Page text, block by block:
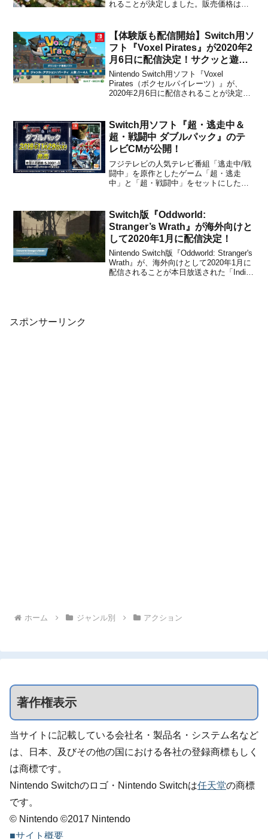
れることが決定しました。販売価格は
そこで育てた植物を収穫して販売ができ
る、スローライフなガー...
【体験版も配信開始】Switch用ソ
フト『Voxel Pirates』が2020年2
月6日に配信決定！サクッと遊べ
るお手軽アクションゲーム
Nintendo Switch用ソフト『Voxel
Pirates（ボクセルパイレーツ）』が、
2020年2月6日に配信されることが決定し
ンロード」が開始される予定です。【更
新】発売日の2月6日より、...
Switch用ソフト『超・逃走中＆
超・戦闘中 ダブルパック』のテ
レビCMが公開！
フジテレビの人気テレビ番組「逃走中/戦
闘中」を原作としたゲーム「超・逃走
中」と「超・戦闘中」をセットにした
月29日に発売されます。本日、発売に先
駆けてテレビCMがバンダイナムコエンタ
ー...
Switch版『Oddworld:
Stranger’s Wrath』が海外向けと
して2020年1月に配信決定！
Nintendo Switch版『Oddworld: Stranger's
Wrath』が、海外向けとして2020年1月に
配信されることが本日放送された「Indie
スポンサーリンク
ホーム ジャンル別 アクション
著作権表示
当サイトに記載している会社名・製品名・システム名など
は、日本、及びその他の国における各社の登録商標もしく
は商標です。
Nintendo Switchのロゴ・Nintendo Switchは任天堂の商標
です。
© Nintendo ©2017 Nintendo
■サイト概要